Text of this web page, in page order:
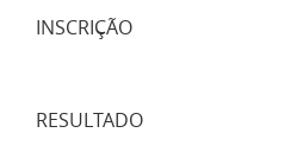
INSCRIÇÃO
RESULTADO